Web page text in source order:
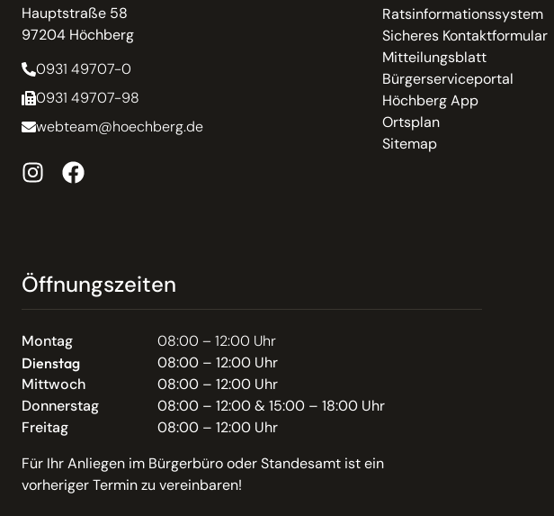
Hauptstraße 58
97204 Höchberg
0931 49707-0
0931 49707-98
webteam@hoechberg.de
Ratsinformationssystem
Sicheres Kontaktformular
Mitteilungsblatt
Bürgerserviceportal
Höchberg App
Ortsplan
Sitemap
Öffnungszeiten
Montag 08:00 – 12:00 Uhr
Dienstag
08:00 – 12:00 Uhr
Mittwoch
08:00 – 12:00 Uhr
Donnerstag
08:00 – 12:00 & 15:00 – 18:00 Uhr
Freitag
08:00 – 12:00 Uhr
Für Ihr Anliegen im Bürgerbüro oder Standesamt ist ein
vorheriger Termin zu vereinbaren!